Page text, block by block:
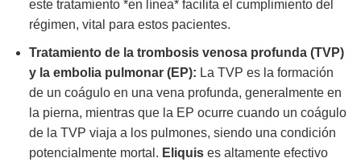
este tratamiento *en línea* facilita el cumplimiento del
régimen, vital para estos pacientes.
Tratamiento de la trombosis venosa profunda (TVP)
y la embolia pulmonar (EP): La TVP es la formación
de un coágulo en una vena profunda, generalmente en
la pierna, mientras que la EP ocurre cuando un coágulo
de la TVP viaja a los pulmones, siendo una condición
potencialmente mortal. Eliquises altamente efectivo